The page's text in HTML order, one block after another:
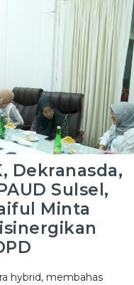
Dekranasda,
Sulsel,
Minta
hybrid, membahas